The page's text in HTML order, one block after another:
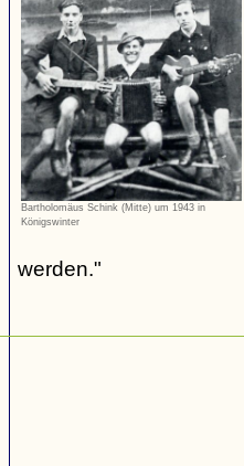
Bartholomäus Schink (Mitte) um 1943 in
Königswinter
werden."